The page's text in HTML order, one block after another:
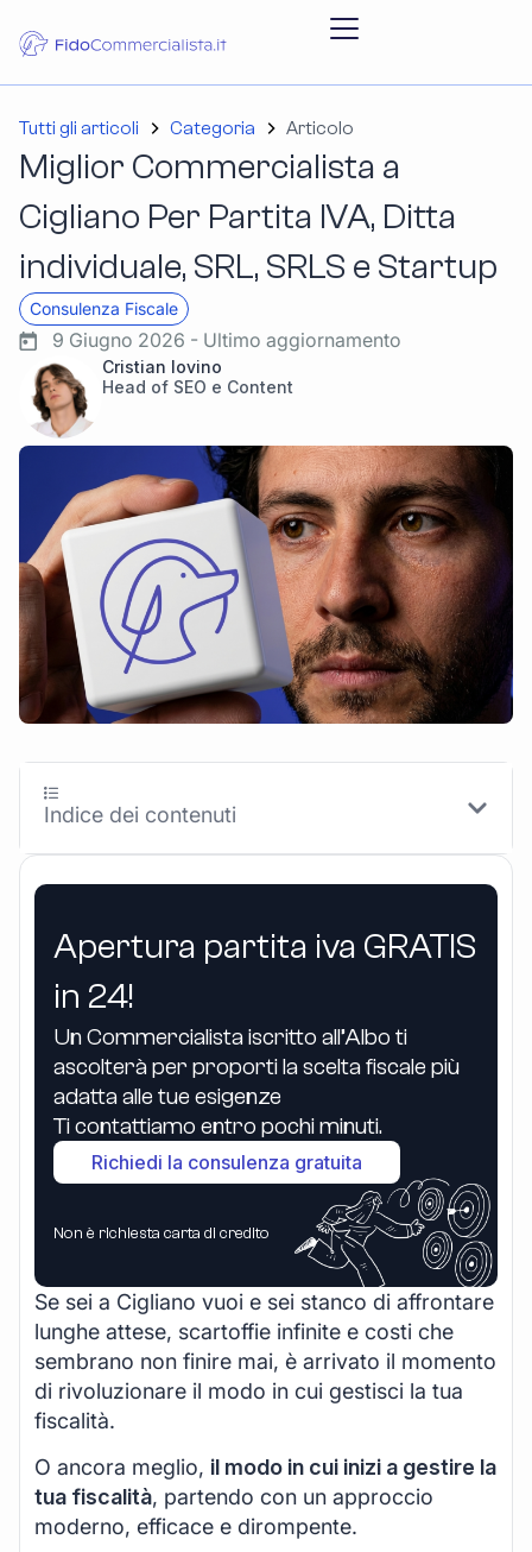
Tutti gli articoli Categoria Articolo
Miglior Commercialista a
Cigliano Per Partita IVA, Ditta
individuale, SRL, SRLS e Startup
Consulenza Fiscale
9 Giugno 2026 - Ultimo aggiornamento
Cristian Iovino
Head of SEO e Content
Apertura partita iva GRATIS
in 24!
Un Commercialista iscritto all’Albo ti
ascolterà per proporti la scelta fiscale più
adatta alle tue esigenze
Ti contattiamo entro pochi minuti.
Richiedi la consulenza gratuita
Non è richiesta carta di credito
Se sei a Cigliano vuoi e sei stanco di affrontare
lunghe attese, scartoffie infinite e costi che
sembrano non finire mai, è arrivato il momento
di rivoluzionare il modo in cui gestisci la tua
fiscalità.
O ancora meglio, il modo in cui inizi a gestire la
tua fiscalità, partendo con un approccio
moderno, efficace e dirompente.
Indice dei contenuti